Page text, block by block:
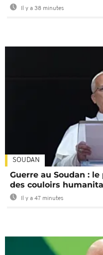
Il y a 38 minutes
SOUDAN
Guerre au Soudan :
des couloirs
Il y a 47 minutes